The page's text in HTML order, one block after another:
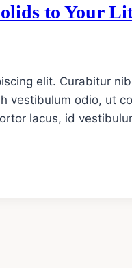
to Your
elit. Curabitur
vestibulum odio, ut
lacus, id